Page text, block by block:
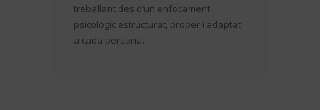
treballant des d’un enfocament
psicològic estructurat, proper i adaptat
a cada persona.